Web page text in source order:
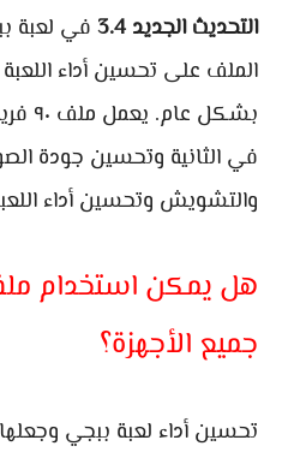
التحديث الجديد 3.4 في لعبة
الملف على تحسين أداء
في الثانية وتحسين جودة
والتشويش وتحسين أداء
جميع الأجهزة؟
تحسين أداء لعبة ببجي